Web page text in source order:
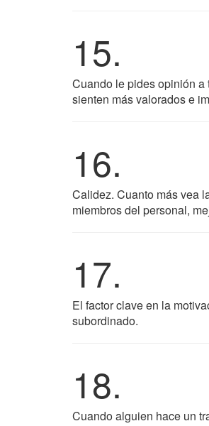
15.
Cuando le pides opinión
sienten más valorados e
16.
Calidez. Cuanto más vea
miembros del personal,
17.
El factor clave en la
subordinado.
18.
Cuando alguien hace un